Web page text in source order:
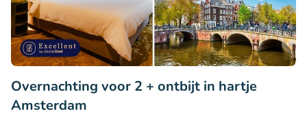
Overnachting voor 2 + ontbijt in hartje
Amsterdam